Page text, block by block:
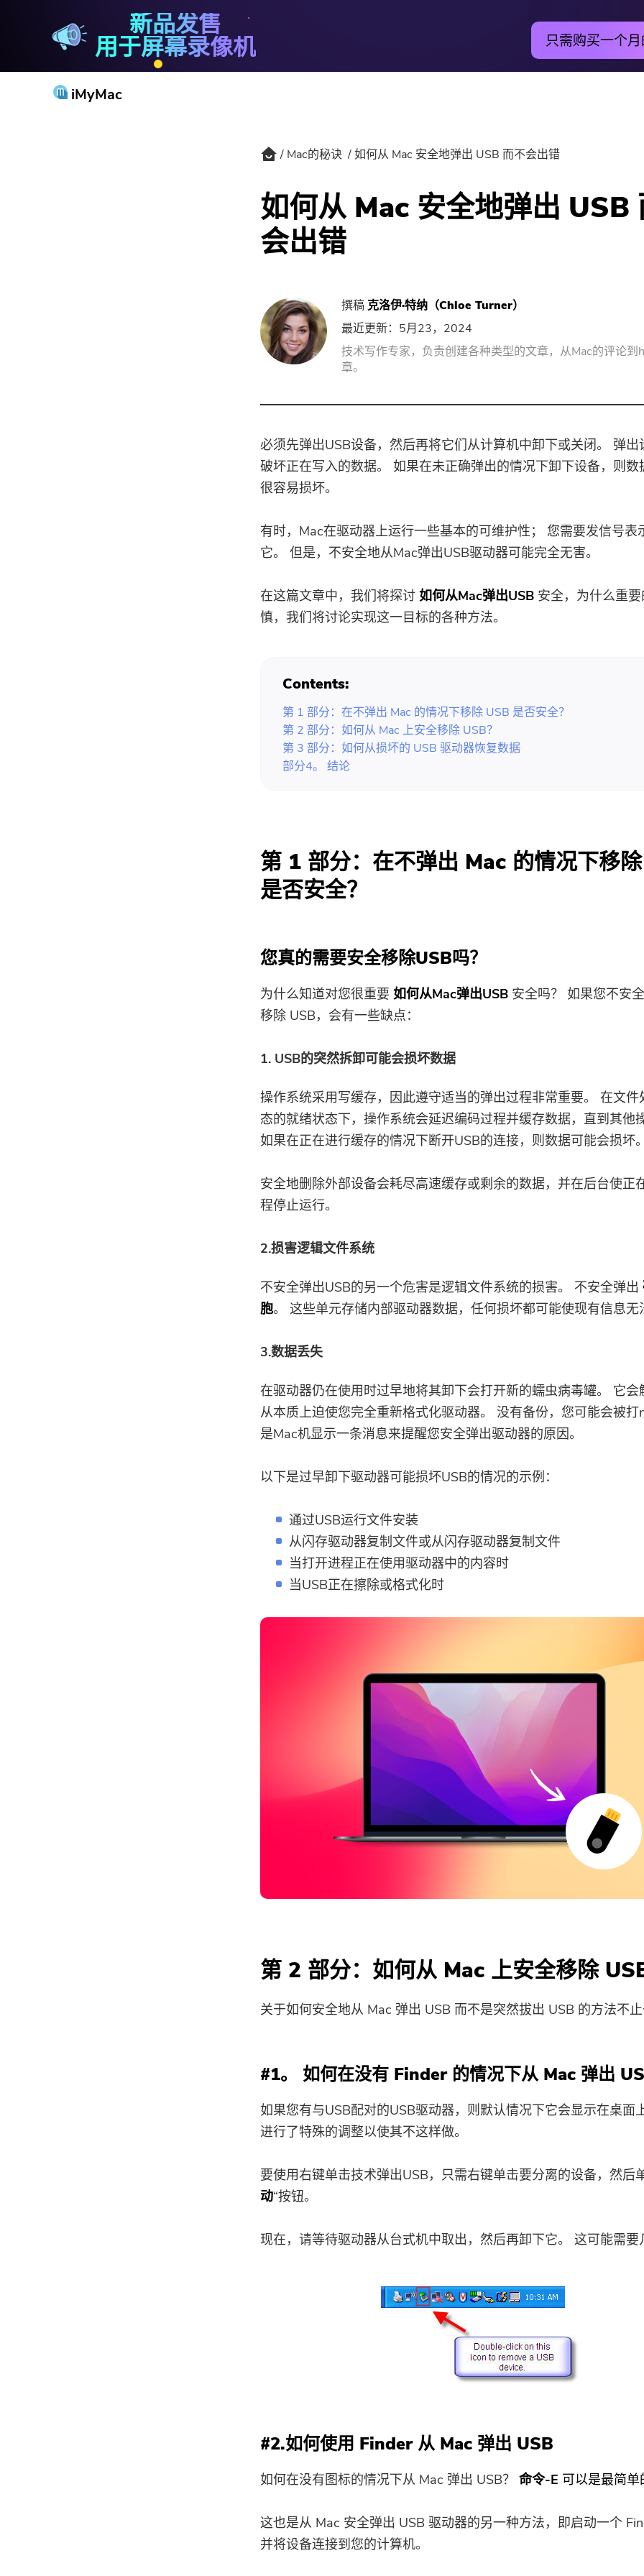
新品发售
用于屏幕录像机 只需购买一个
iMyMac
最热
强力卸载
PDF压缩机
免费
PowerMyMac
Mac的秘诀 如何从 Mac 安全地弹出 USB 而不会出错
如何从 Mac 安全地弹出 USB
会出错
撰稿克洛伊·特纳（Chloe Turner）
最近更新：5月23，2024
技术写作专家，负责创建各种类型的文章，从Mac的评论
章。
必须先弹出USB设备，然后再将它们从计算机中卸下或关闭。 弹出
破坏正在写入的数据。 如果在未正确弹出的情况下卸下设备，则数
很容易损坏。
有时，Mac在驱动器上运行一些基本的可维护性； 您需要发信号表
它。 但是，不安全地从Mac弹出USB驱动器可能完全无害。
在这篇文章中，我们将探讨 如何从Mac弹出USB 安全，为什么重
慎，我们将讨论实现这一目标的各种方法。
Contents:
第 1 部分：在不弹出 Mac 的情况下移除 USB 是否安全？
第 2 部分：如何从 Mac 上安全移除 USB？
第 3 部分：如何从损坏的 USB 驱动器恢复数据
部分4。 结论
第 1 部分：在不弹出 Mac 的情况下移
是否安全？
您真的需要安全移除USB吗？
为什么知道对您很重要 如何从Mac弹出USB 安全吗？ 如果您不安
移除 USB，会有一些缺点：
1. USB的突然拆卸可能会损坏数据
操作系统采用写缓存，因此遵守适当的弹出过程非常重要。 在文件
态的就绪状态下，操作系统会延迟编码过程并缓存数据，直到其他
如果在正在进行缓存的情况下断开USB的连接，则数据可能会损坏
安全地删除外部设备会耗尽高速缓存或剩余的数据，并在后台使正
程停止运行。
2.损害逻辑文件系统
不安全弹出USB的另一个危害是逻辑文件系统的损害。 不安全弹出
胞。 这些单元存储内部驱动器数据，任何损坏都可能使现有信息无
3.数据丢失
在驱动器仍在使用时过早地将其卸下会打开新的蠕虫病毒罐。 它会
从本质上迫使您完全重新格式化驱动器。 没有备份，您可能会被打
是Mac机显示一条消息来提醒您安全弹出驱动器的原因。
以下是过早卸下驱动器可能损坏USB的情况的示例：
通过USB运行文件安装
从闪存驱动器复制文件或从闪存驱动器复制文件
当打开进程正在使用驱动器中的内容时
当USB正在擦除或格式化时
第 2 部分：如何从 Mac 上安全移除
关于如何安全地从 Mac 弹出 USB 而不是突然拔出 USB 的方法不
#1。 如何在没有 Finder 的情况下从 Mac 弹出
如果您有与USB配对的USB驱动器，则默认情况下它会显示在桌面
进行了特殊的调整以使其不这样做。
要使用右键单击技术弹出USB，只需右键单击要分离的设备，然后
动“按钮。
现在，请等待驱动器从台式机中取出，然后再卸下它。 这可能需要
#2.如何使用 Finder 从 Mac 弹出 USB
如何在没有图标的情况下从 Mac 弹出 USB？ 命令-E 可以是最简单
这也是从 Mac 安全弹出 USB 驱动器的另一种方法，即启动一个
并将设备连接到您的计算机。
订阅我们关于 iMyMac 应用程序
请输入一个有效的电子邮件地址。
感谢您的订阅！